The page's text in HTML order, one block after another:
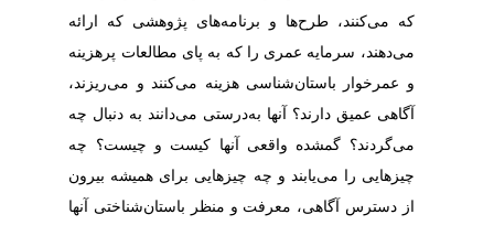
که می‌کنند، طرح‌ها و برنامه‌های پژوهشی که ارائه
می‌دهند، سرمایه عمری را که به پای مطالعات پرهزینه
و عمرخوار باستان‌شناسی هزینه می‌کنند و می‌ریزند،
آگاهی عمیق دارند؟ آنها به‌­درستی می‌دانند به دنبال چه
می‌گردند؟ گمشده واقعی آنها کیست و چیست؟ چه
چیزهایی را می‌یابند و چه چیزهایی برای همیشه بیرون
از دسترس آگاهی، معرفت و منظر باستان‌شناختی آنها